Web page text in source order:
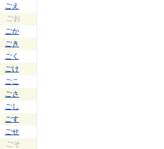
ごえ
ごお
ごか
ごき
ごく
ごけ
ごこ
ごさ
ごし
ごす
ごせ
ごそ